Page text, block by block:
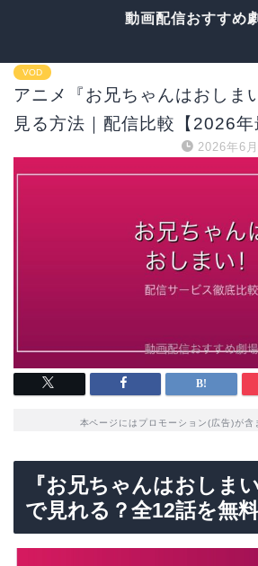
動画配信おすすめ
VOD
アニメ『お兄ちゃんはおしま
見る方法｜配信比較【2026年
2026年6
本ページにはプロモーション(広告)が含
『お兄ちゃんはおしま
で見れる？全12話を無